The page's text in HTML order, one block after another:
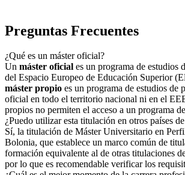
Preguntas Frecuentes
¿Qué es un máster oficial?
Un máster oficial es un programa de estudios
del Espacio Europeo de Educación Superior
máster propio es un programa de estudios
oficial en todo el territorio nacional ni en el
propios no permiten el acceso a un programa
¿Puedo utilizar esta titulación en otros países
Sí, la titulación de Máster Universitario en
Bolonia, que establece un marco común de
formación equivalente al de otras titulaciones
por lo que es recomendable verificar los